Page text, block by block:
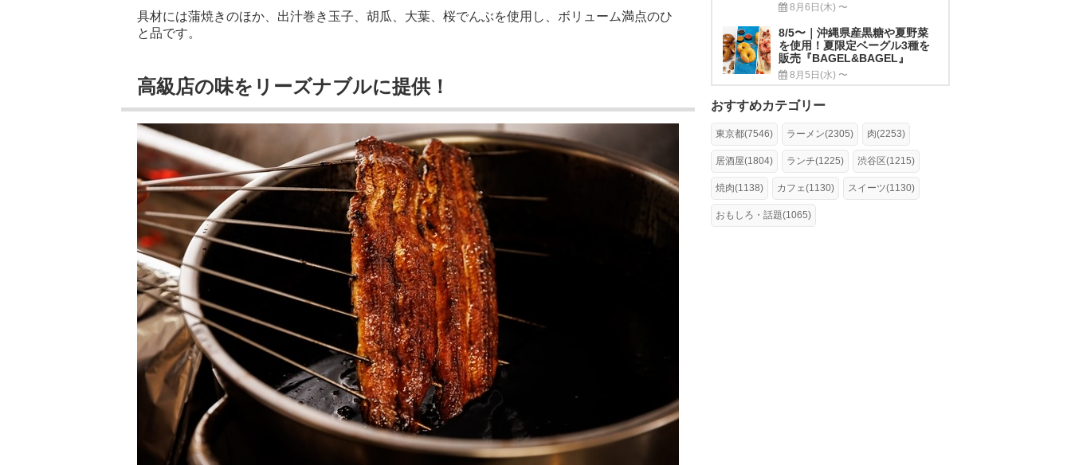
具材には蒲焼きのほか、出汁巻き玉子、胡瓜、大葉、桜でんぶを使用し、ボリューム満点のひ
と品です。
高級店の味をリーズナブルに提供！
8月6日(木) 〜
8/5〜｜沖縄県産黒糖や夏野菜
を使用！夏限定ベーグル3種を
販売『BAGEL&BAGEL』
8月5日(水) 〜
おすすめカテゴリー
東京都(7546) ラーメン(2305) 肉(2253)
居酒屋(1804) ランチ(1225) 渋谷区(1215)
焼肉(1138) カフェ(1130) スイーツ(1130)
おもしろ・話題(1065)